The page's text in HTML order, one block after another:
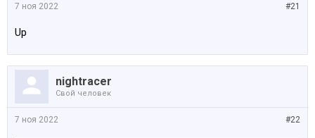
#21
7 ноя 2022
Up
nightracer
Свой человек
#22
7 ноя 2022